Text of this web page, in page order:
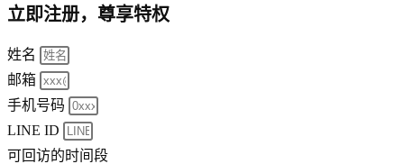
立即注册，尊享特权
姓名
邮箱
手机号码
LINE ID
可回访的时间段